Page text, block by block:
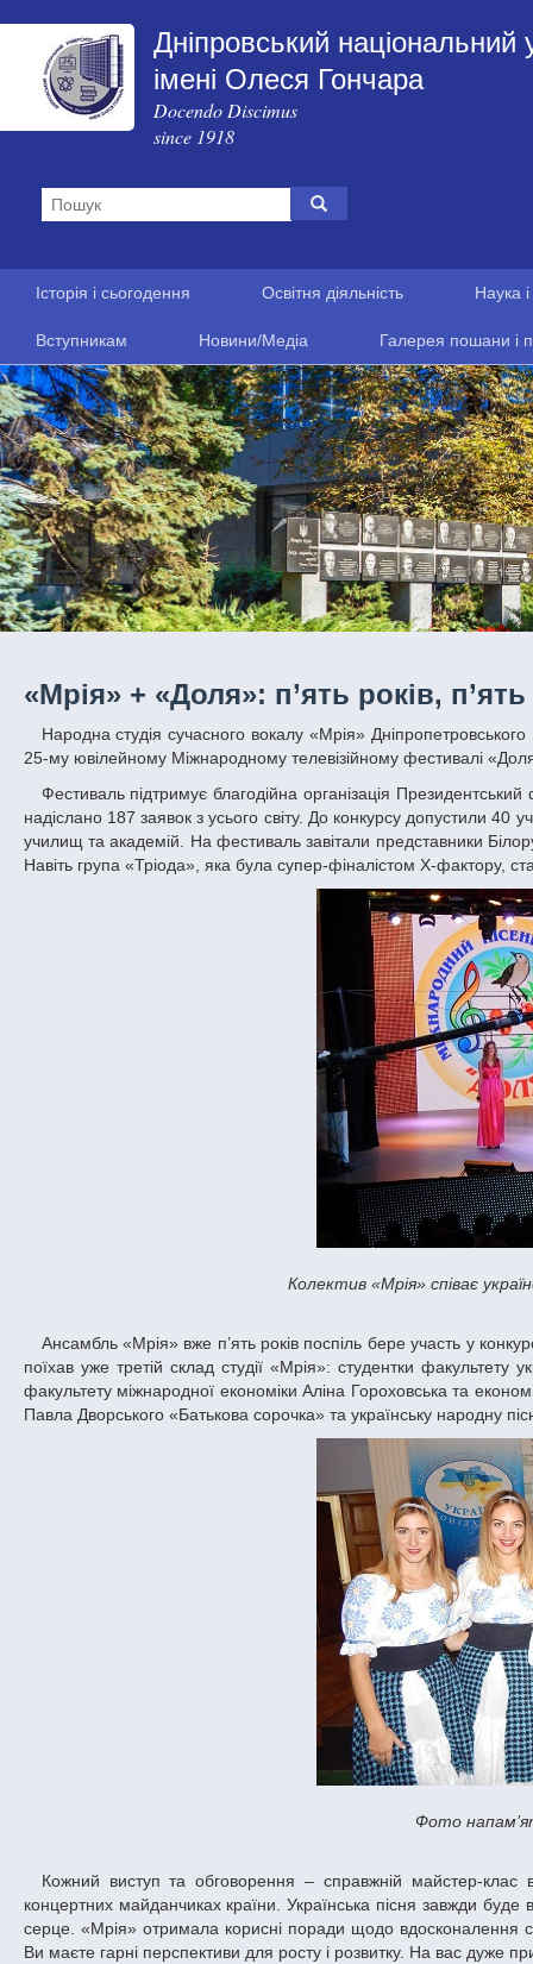
Дніпровський національний
імені Олеся Гончара
Docendo Discimus
since 1918
Історія і сьогодення Освітня діяльність Наука
Вступникам Новини/Медіа Галерея пошани і
«Мрія» + «Доля»: п’ять років,
Народна студія сучасного вокалу «Мрія» Дніпропетровського національного університету імені Олеся Гончара виборола першу премію на
25-му ювілейному Міжнародному телевізійному фестивалі
Фестиваль підтримує благодійна організація Президентський фонд «Україна» Леоніда Кучми. Завжди перемагати важко, а цього року було
надіслано 187 заявок з усього світу. До конкурсу допустили 40
училищ та академій. На фестиваль завітали представники
Навіть група «Тріода», яка була супер-фіналістом Х-фактору,
Колектив «Мрія» співає
Ансамбль «Мрія» вже п’ять років поспіль бере участь у конкурсі і кожного року входить до числа переможців. Цього року на конкурс «Доля»
поїхав уже третій склад студії «Мрія»: студентки факультету
факультету міжнародної економіки Аліна Гороховська та
Павла Дворського «Батькова сорочка» та українську народну
Фото
Кожний виступ та обговорення – справжній майстер-клас від тих людей, які і самі співають, і викладають, і виступають на кращих
концертних майданчиках країни. Українська пісня завжди
серце. «Мрія» отримала корисні поради щодо вдосконалення
Ви маєте гарні перспективи для росту і розвитку. На вас дуже